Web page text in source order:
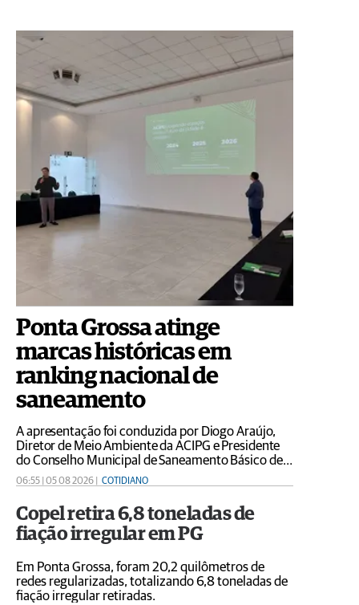
Ponta Grossa atinge
marcas históricas em
ranking nacional de
saneamento
A apresentação foi conduzida por Diogo Araújo,
Diretor de Meio Ambiente da ACIPG e Presidente
do Conselho Municipal de Saneamento Básico de
Ponta Grossa (CMSB), com participação de Allan
Henrique de Araújo, Diretor do Departamento de
Saneamento Ambiental
06:55 | 05 08 2026 | COTIDIANO
Copel retira 6,8 toneladas de
fiação irregular em PG
Em Ponta Grossa, foram 20,2 quilômetros de
redes regularizadas, totalizando 6,8 toneladas de
fiação irregular retiradas.